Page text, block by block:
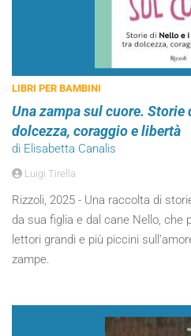
LIBRI PER BAMBINI
Una zampa sul cuore.
dolcezza, coraggio e libertà
di Elisabetta Canalis
Luigi Tirella
Rizzoli, 2025 - Una raccolta di
da sua figlia e dal cane Nello, che
lettori grandi e più piccini
zampe.